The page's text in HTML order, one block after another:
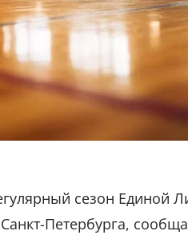
сезон Единой
Петербурга,